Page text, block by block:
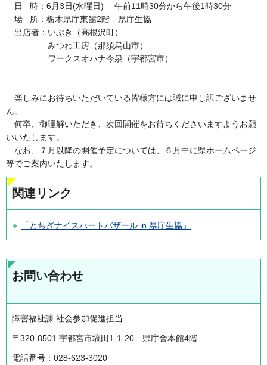
日 時：6月3日(水曜日) 午前11時30分から午後1時30分
場 所：栃木県庁東館2階 県庁生協
出店者：いぶき（高根沢町）
みつわ工房（那須烏山市）
ワークスオハナ今泉（宇都宮市）
楽しみにお待ちいただいている皆様方には誠に申し訳ございませ
ん。
何卒、御理解いただき、次回開催をお待ちくださいますようお願
いいたします。
なお、７月以降の開催予定については、６月中に県ホームページ
等でご案内いたします。
関連リンク
「とちぎナイスハートバザール in 県庁生協」
お問い合わせ
障害福祉課 社会参加促進担当
〒320-8501 宇都宮市塙田1-1-20 県庁舎本館4階
電話番号：028-623-3020